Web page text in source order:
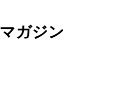
マガジン